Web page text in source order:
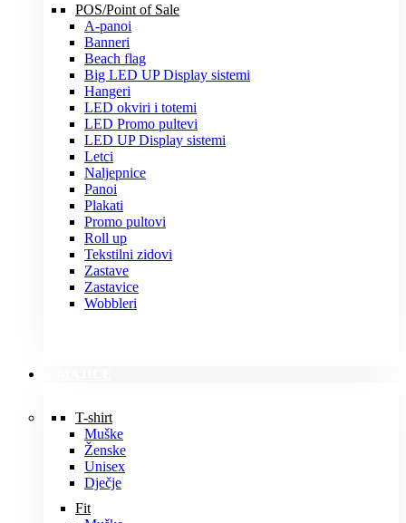
POS/Point of Sale
A-panoi
Banneri
Beach flag
Big LED UP Display sistemi
Hangeri
LED okviri i totemi
LED Promo pultevi
LED UP Display sistemi
Letci
Naljepnice
Panoi
Plakati
Promo pultovi
Roll up
Tekstilni zidovi
Zastave
Zastavice
Wobbleri
T-shirt
Muške
Ženske
Unisex
Dječje
Fit